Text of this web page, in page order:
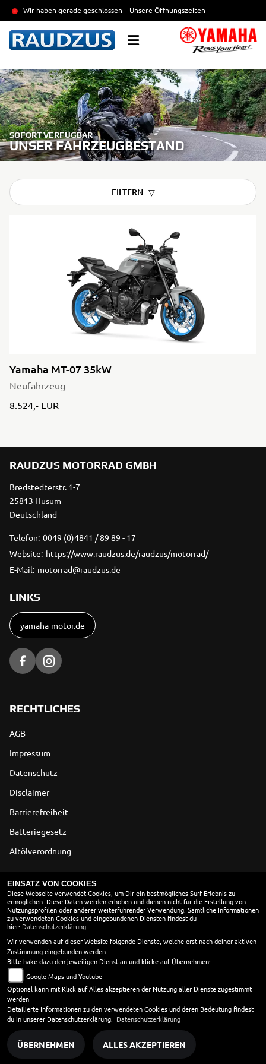
Wir haben gerade geschlossen Unsere Öffnungszeiten
SOFORT VERFÜGBAR
UNSER FAHRZEUGBESTAND
FILTERN
Yamaha MT-07 35kW
Neufahrzeug
8.524,- EUR
RAUDZUS MOTORRAD GMBH
Bredstedterstr. 1-7
25813 Husum
Deutschland
Telefon: 0049 (0)4841 / 89 89 - 17
Website: https://www.raudzus.de/raudzus/motorrad/
E-Mail: motorrad@raudzus.de
LINKS
yamaha-motor.de
RECHTLICHES
AGB
Impressum
Datenschutz
Disclaimer
Barrierefreiheit
Batteriegesetz
Altölverordnung
ÖFFNUNGSZEITEN
Montag:
08:00 - 18:00
Dienstag:
08:00 - 18:00
Mittwoch:
08:00 - 18:00
Donnerstag:
08:00 - 18:00
Freitag:
08:00 - 18:00
Samstag:
09:00 - 13:00
Sonntag:
geschlossen
Unsere Telefonzentrale ist 24 Std. rund um die Uhr für Sie
erreichbar.
EINSATZ VON COOKIES
Diese Webseite verwendet Cookies, um Dir ein bestmögliches Surf-Erlebnis zu
ermöglichen. Diese Daten werden erhoben und dienen nicht für die Erstellung von
Nutzungsprofilen oder anderer weiterführender Verwendung. Sämtliche Informationen
zu verwendeten Cookies und eingebundenen Diensten findest du
hier: Datenschutzerklärung
Wir verwenden auf dieser Website folgende Dienste, welche erst nach deiner aktiven
Zustimmung eingebunden werden.
Bitte hake dazu den jeweiligen Dienst an und klicke auf Übernehmen:
Google Maps und Youtube
Optional kann mit Klick auf Alles akzeptieren der Nutzung aller Dienste zugestimmt
werden
Detailierte Informationen zu den verwendeten Cookies und deren Bedeutung findest
du in unserer Datenschutzerklärung: Datenschutzerklärung
ÜBERNEHMEN ALLES AKZEPTIEREN